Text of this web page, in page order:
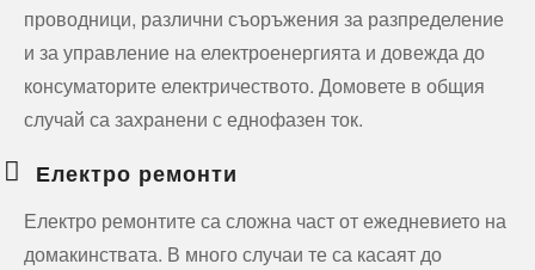
проводници, различни съоръжения за разпределение
и за управление на електроенергията и довежда до
консуматорите електричеството. Домовете в общия
случай са захранени с еднофазен ток.
Електро ремонти
Електро ремонтите са сложна част от ежедневието на
домакинствата. В много случаи те са касаят до